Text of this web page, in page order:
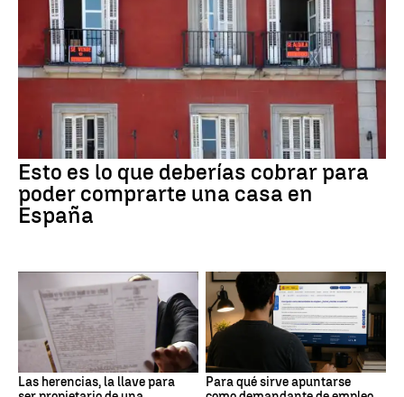
Esto es lo que deberías cobrar para
poder comprarte una casa en
España
Las herencias, la llave para
Para qué sirve apuntarse